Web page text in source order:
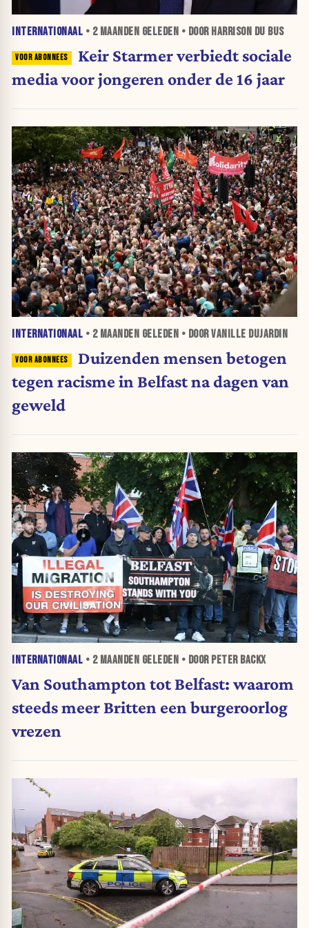
INTERNATIONAAL • 2 MAANDEN GELEDEN • DOOR HARRISON DU BUS
Keir Starmer verbiedt sociale
media voor jongeren onder de 16 jaar
INTERNATIONAAL • 2 MAANDEN GELEDEN • DOOR VANILLE DUJARDIN
Duizenden mensen betogen
tegen racisme in Belfast na dagen van
geweld
INTERNATIONAAL • 2 MAANDEN GELEDEN • DOOR PETER BACKX
Van Southampton tot Belfast: waarom
steeds meer Britten een burgeroorlog
vrezen